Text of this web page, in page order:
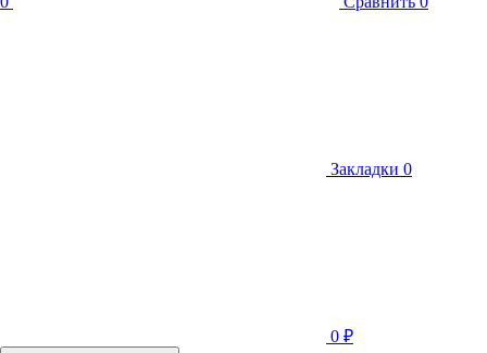
Закладки 0
0 ₽